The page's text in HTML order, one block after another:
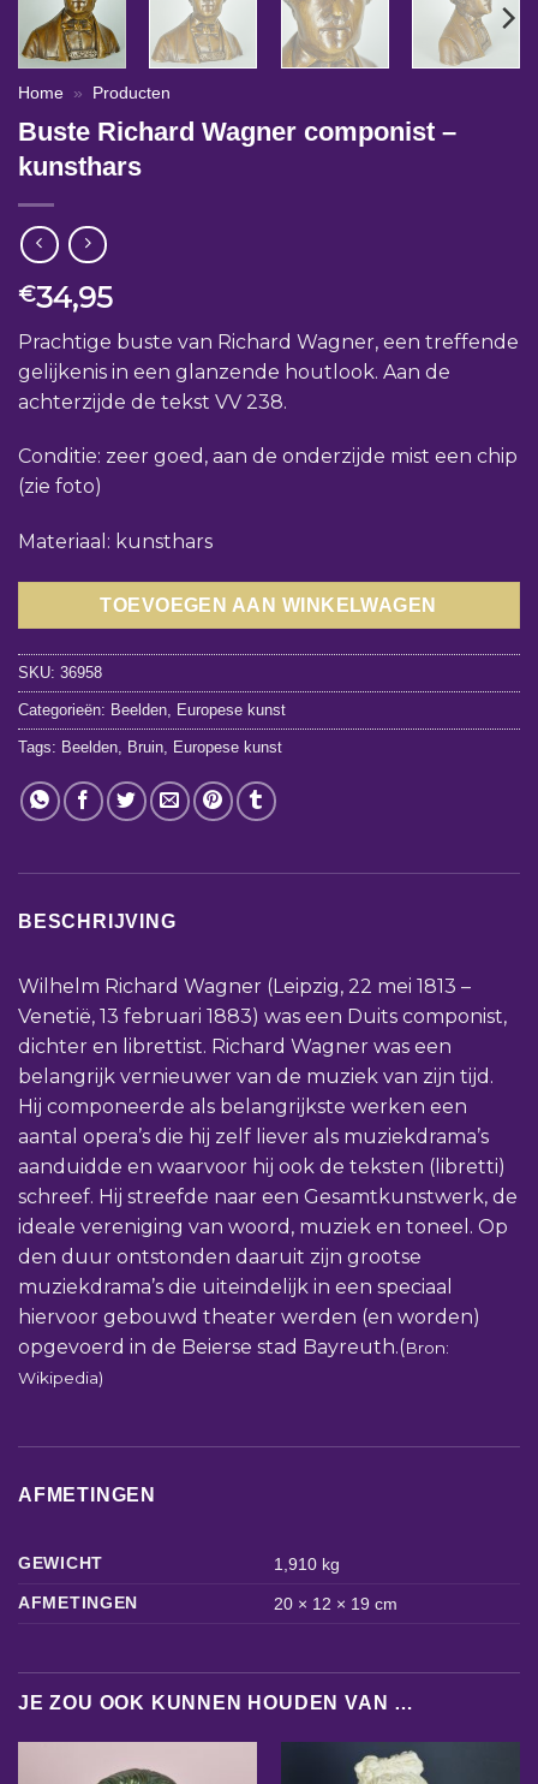
Home » Producten
Buste Richard Wagner componist –
kunsthars
€34,95
Prachtige buste van Richard Wagner, een treffende
gelijkenis in een glanzende houtlook. Aan de
achterzijde de tekst VV 238.
Conditie: zeer goed, aan de onderzijde mist een chip
(zie foto)
Materiaal: kunsthars
TOEVOEGEN AAN WINKELWAGEN
SKU: 36958
Categorieën: Beelden Europese kunst
Tags: Beelden Bruin Europese kunst
BESCHRIJVING
Wilhelm Richard Wagner (Leipzig, 22 mei 1813 –
Venetië, 13 februari 1883) was een Duits componist,
dichter en librettist. Richard Wagner was een
belangrijk vernieuwer van de muziek van zijn tijd.
Hij componeerde als belangrijkste werken een
aantal opera’s die hij zelf liever als muziekdrama’s
aanduidde en waarvoor hij ook de teksten (libretti)
schreef. Hij streefde naar een Gesamtkunstwerk, de
ideale vereniging van woord, muziek en toneel. Op
den duur ontstonden daaruit zijn grootse
muziekdrama’s die uiteindelijk in een speciaal
hiervoor gebouwd theater werden (en worden)
opgevoerd in de Beierse stad Bayreuth.(Bron:
Wikipedia)
AFMETINGEN
GEWICHT
1,910 kg
AFMETINGEN
20 × 12 × 19 cm
JE ZOU OOK KUNNEN HOUDEN VAN …